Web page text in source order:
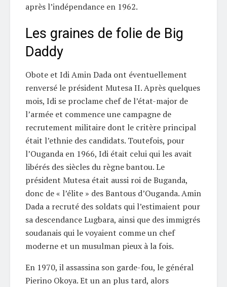
après l’indépendance en 1962.
Les graines de folie de Big
Daddy
Obote et Idi Amin Dada ont éventuellement
renversé le président Mutesa II. Après quelques
mois, Idi se proclame chef de l’état-major de
l’armée et commence une campagne de
recrutement militaire dont le critère principal
était l’ethnie des candidats. Toutefois, pour
l’Ouganda en 1966, Idi était celui qui les avait
libérés des siècles du règne bantou. Le
président Mutesa était aussi roi de Buganda,
donc de « l’élite » des Bantous d’Ouganda. Amin
Dada a recruté des soldats qui l’estimaient pour
sa descendance Lugbara, ainsi que des immigrés
soudanais qui le voyaient comme un chef
moderne et un musulman pieux à la fois.
En 1970, il assassina son garde-fou, le général
Pierino Okoya. Et un an plus tard, alors